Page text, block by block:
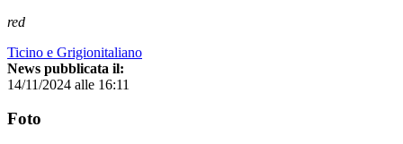
red
Ticino e Grigionitaliano
News pubblicata il:
14/11/2024 alle 16:11
Foto